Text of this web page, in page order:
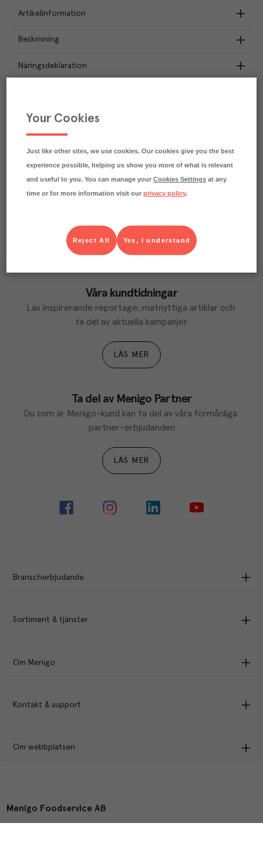
Artikelinformation
Beskrivning
Näringsdeklaration
Varje kilo av varan påverkar klimatet motsvarande
utsläppen av 6.1 kg koldioxid.
Våra kundtidningar
Läs inspirerande reportage, matnyttiga artiklar och
ta del av aktuella kampanjer.
LÄS MER
Ta del av Menigo Partner
Du som är Menigo-kund kan ta del av våra förmånliga
partner-erbjudanden
LÄS MER
Branscherbjudande
Sortiment & tjänster
Om Menigo
Kontakt & support
Om webbplatsen
Menigo Foodservice AB
Your Cookies
Just like other sites, we use cookies. Our cookies give you the best
experience possible, helping us show you more of what is relevant
and useful to you. You can manage yourCookies Settings at any
time or for more information visit ourprivacy policy.
Yes, I understand
Reject All